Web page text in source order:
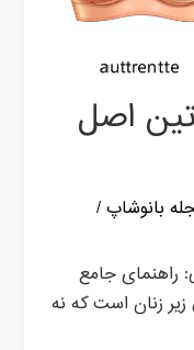
اصل
بانوشاپ/
راهنمای جامع
زنان است که نه